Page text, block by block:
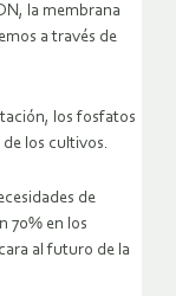
la membrana
a través de
los fosfatos
los cultivos.
de
70% en los
al futuro de la